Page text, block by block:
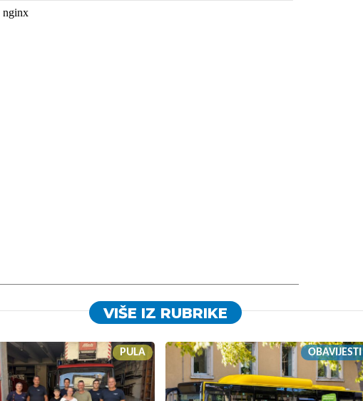
VIŠE IZ RUBRIKE
PULA OBAVIJESTI